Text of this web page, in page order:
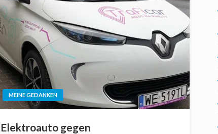
MEINE GEDANKEN
Elektroauto gegen